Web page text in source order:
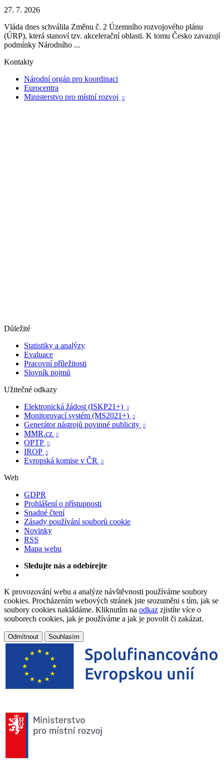
27. 7. 2026
Vláda dnes schválila Změnu č. 2 Územního rozvojového plánu
(ÚRP), která stanoví tzv. akcelerační oblasti. K tomu Česko zavazují
podmínky Národního ...
Kontakty
Národní orgán pro koordinaci
Eurocentra
Ministerstvo pro místní rozvoj

Důležité
Statistiky a analýzy
Evaluace
Pracovní příležitosti
Slovník pojmů
Užitečné odkazy
Elektronická žádost (ISKP21+)

Monitorovací systém (MS2021+) 
Generátor nástrojů povinné publicity 
MMR.cz 
OPTP 
IROP 
Evropská komise v ČR 
Web
GDPR
Prohlášení o přístupnosti
Snadné čtení
Zásady používání souborů cookie
Novinky
RSS
Mapa webu
Sledujte nás a odebírejte
K provozování webu a analýze návštěvnosti používáme soubory
cookies. Procházením webových stránek jste srozuměni s tím, jak se
soubory cookies nakládáme. Kliknutím na odkaz zjistíte více o
souborech cookies, jak je používáme a jak je povolit či zakázat.
Odmítnout Souhlasím